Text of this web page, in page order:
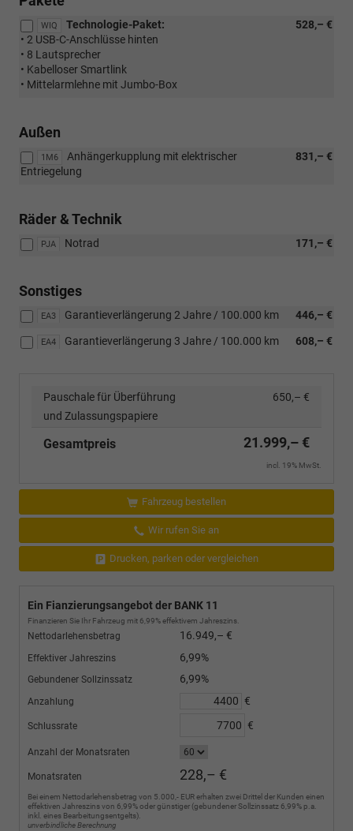
WIQ 528,– €
Technologie-Paket:
• 2 USB-C-Anschlüsse hinten
• 8 Lautsprecher
• Kabelloser Smartlink
• Mittelarmlehne mit Jumbo-Box
Außen
1M6 831,– €
Anhängerkupplung mit elektrischer
Entriegelung
Räder & Technik
PJA 171,– €
Notrad
Sonstiges
EA3 446,– €
Garantieverlängerung 2 Jahre / 100.000 km
EA4 608,– €
Garantieverlängerung 3 Jahre / 100.000 km
Pauschale für Überführung
und Zulassungspapiere
650,– €
Gesamtpreis 21.999,– €
incl. 19% MwSt.
Fahrzeug bestellen
Wir rufen Sie an
Drucken, parken oder vergleichen
Ein Fianzierungsangebot der BANK 11
Finanzieren Sie Ihr Fahrzeug mit 6,99% effektivem Jahreszins.
Nettodarlehensbetrag 16.949,– €
Effektiver Jahreszins 6,99%
Gebundener Sollzinssatz 6,99%
Anzahlung €
Schlussrate €
Anzahl der Monatsraten
Monatsraten 228,– €
Bei einem Nettodarlehensbetrag von 5.000,- EUR erhalten zwei Drittel der Kunden einen
effektiven Jahreszins von 6,99% oder günstiger (gebundener Sollzinssatz 6,99% p.a.
inkl. eines Bearbeitungsentgelts).
unverbindliche Berechnung